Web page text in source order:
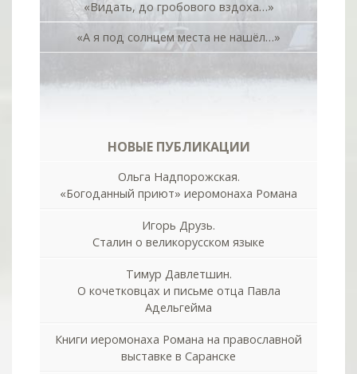
«Видать, до гробового вздоха…»
«А я под солнцем места не нашёл…»
НОВЫЕ ПУБЛИКАЦИИ
Ольга Надпорожская.
«Богоданный приют» иеромонаха Романа
Игорь Друзь.
Сталин о великорусском языке
Тимур Давлетшин.
О кочетковцах и письме отца Павла
Адельгейма
Книги иеромонаха Романа на православной
выставке в Саранске